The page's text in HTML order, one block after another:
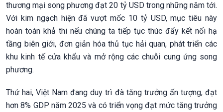
thương mại song phương đạt 20 tỷ USD trong những năm tới.
Với kim ngạch hiện đã vượt mốc 10 tỷ USD, mục tiêu này
hoàn toàn khả thi nếu chúng ta tiếp tục thúc đẩy kết nối hạ
tầng biên giới, đơn giản hóa thủ tục hải quan, phát triển các
khu kinh tế cửa khẩu và mở rộng các chuỗi cung ứng song
phương.
Thứ hai, Việt Nam đang duy trì đà tăng trưởng ấn tượng, đạt
hơn 8% GDP năm 2025 và có triển vọng đạt mức tăng trưởng